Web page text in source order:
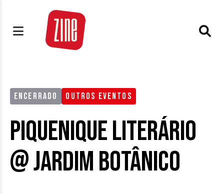
ENCERRADO OUTROS EVENTOS
Piquenique Literário
@ Jardim Botânico